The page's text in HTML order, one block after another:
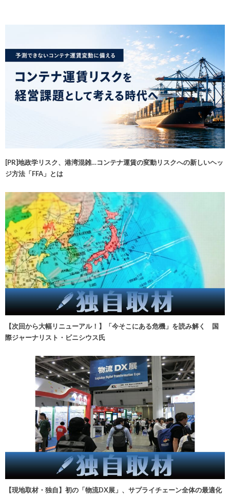
[PR]地政学リスク、港湾混雑…コンテナ運賃の変動リスクへの新しいヘッ
ジ方法「FFA」とは
【次回から大幅リニューアル！】「今そこにある危機」を読み解く 国
際ジャーナリスト・ビニシウス氏
【現地取材・独自】初の「物流DX展」、サプライチェーン全体の最適化